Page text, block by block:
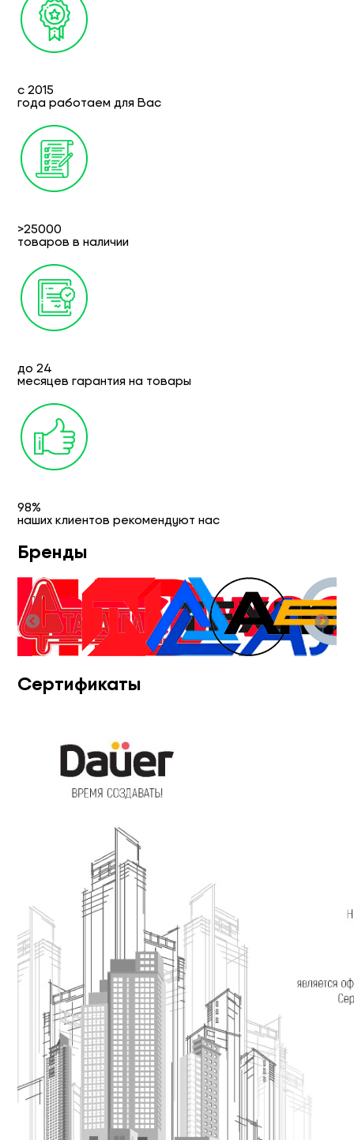
с 2015
года работаем для Вас
>25000
товаров в наличии
до 24
месяцев гарантия на товары
98%
наших клиентов рекомендуют нас
Бренды
Сертификаты